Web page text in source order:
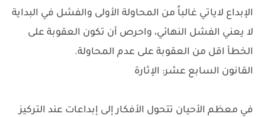
الإبداع لاياتي غالباً من المحاولة الأولى والفشل في البداية
لا يعني الفشل النهائي، واحرص أن تكون العقوبة على
الخطأ اقل من العقوبة على عدم المحاولة.
القانون السابع عشر: الإثارة
في معظم الأحيان تتحول الأفكار إلى إبداعات عند التركيز